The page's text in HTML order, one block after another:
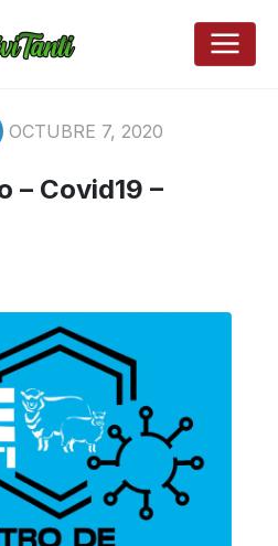
OCTUBRE 7, 2020
– Covid19 –